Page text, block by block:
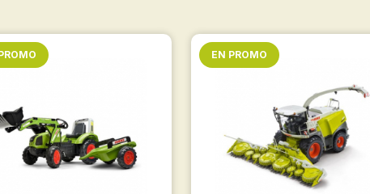
EN PROMO